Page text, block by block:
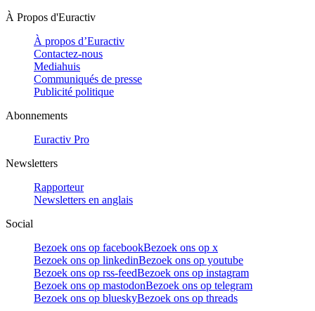
À Propos d'Euractiv
À propos d’Euractiv
Contactez-nous
Mediahuis
Communiqués de presse
Publicité politique
Abonnements
Euractiv Pro
Newsletters
Rapporteur
Newsletters en anglais
Social
Bezoek ons op facebookBezoek ons op x
Bezoek ons op linkedinBezoek ons op youtube
Bezoek ons op rss-feedBezoek ons op instagram
Bezoek ons op mastodonBezoek ons op telegram
Bezoek ons op blueskyBezoek ons op threads